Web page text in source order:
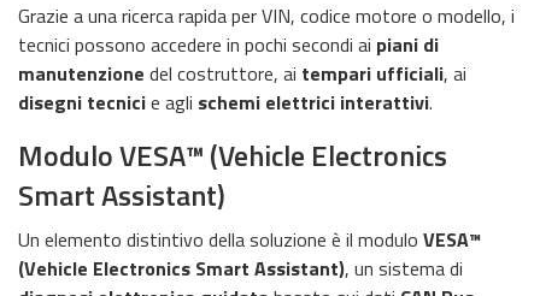
Grazie a una ricerca rapida per VIN, codice motore o modello, i
tecnici possono accedere in pochi secondi ai piani di
manutenzione del costruttore, ai tempari ufficiali, ai
disegni tecnicie agli schemi elettrici interattivi.
Modulo VESA™ (Vehicle Electronics
Smart Assistant)
Un elemento distintivo della soluzione è il modulo VESA™
(Vehicle Electronics Smart Assistant), un sistema di